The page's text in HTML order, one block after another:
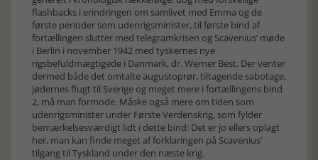
flashbacks i erindringen om samlivet med Emma og de
første perioder som udenrigsminister, til første bind af
fortællingen slutter med telegramkrisen og Scavenius’ møde
i Berlin i november 1942 med tyskernes nye
rigsbefuldmægtigede i Danmark, dr. Werner Best. Der venter
dermed både det omtalte augustoprør, tiltagende sabotage,
jødernes flugt til Sverige og meget mere i fortællingens bind
2, må man formode. Måske også mere om tiden som
udenrigsminister under Første Verdenskrig, som fylder
bemærkelsesværdigt lidt i dette bind: Det er jo ellers oplagt
her, man kan finde meget af forklaringen på Scavenius’
tilgang til Tyskland under den næste krig.